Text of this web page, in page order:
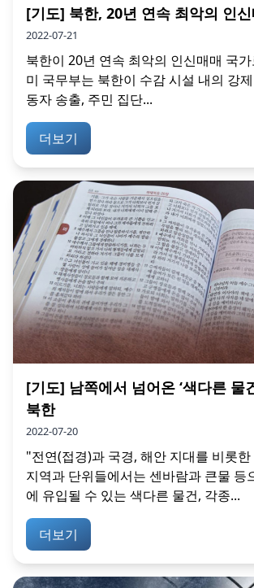
[기도] 북한, 20년 연속 최악의 인
2022-07-21
북한이 20년 연속 최악의 인신매매 국
미 국무부는 북한이 수감 시설 내의 강
동자 송출, 주민 집단...
더보기
[기도] 남쪽에서 넘어온 ‘색다른 물
북한
2022-07-20
"전연(접경)과 국경, 해안 지대를 비롯
지역과 단위들에서는 센바람과 큰물 등
에 유입될 수 있는 색다른 물건, 각종...
더보기